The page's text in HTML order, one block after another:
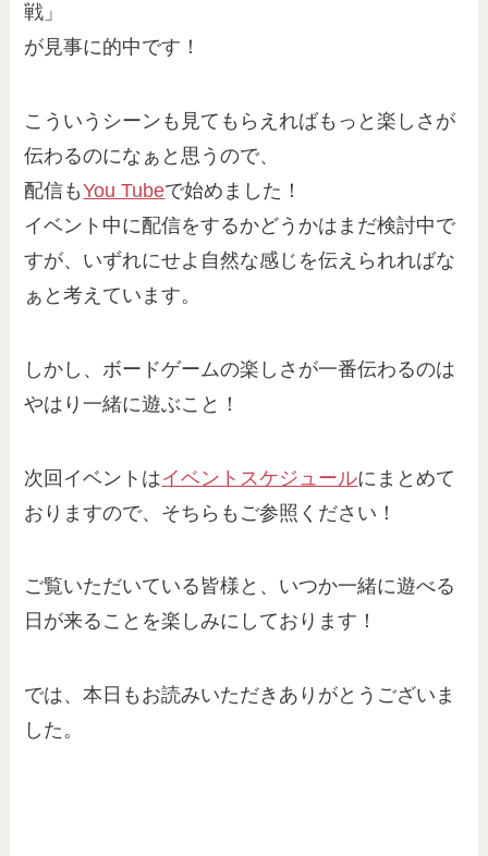
戦」
が見事に的中です！
こういうシーンも見てもらえればもっと楽しさが
伝わるのになぁと思うので、
配信もYou Tubeで始めました！
イベント中に配信をするかどうかはまだ検討中で
すが、いずれにせよ自然な感じを伝えられればな
ぁと考えています。
しかし、ボードゲームの楽しさが一番伝わるのは
やはり一緒に遊ぶこと！
次回イベントはイベントスケジュールにまとめて
おりますので、そちらもご参照ください！
ご覧いただいている皆様と、いつか一緒に遊べる
日が来ることを楽しみにしております！
では、本日もお読みいただきありがとうございま
した。